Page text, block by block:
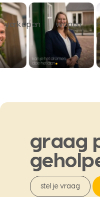
verkopen wonen
graag
stel je vraag